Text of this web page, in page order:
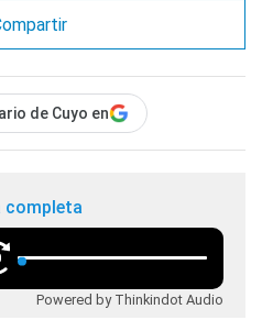
de Cuyo en
completa
Powered by Thinkindot Audio